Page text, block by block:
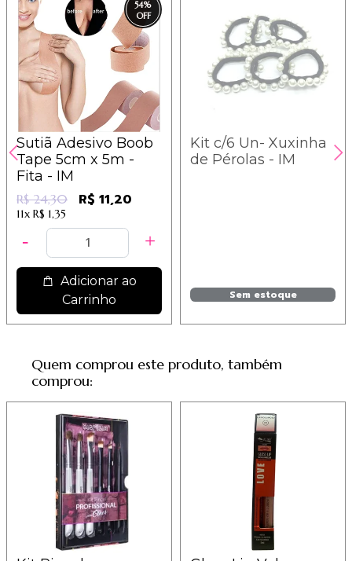
54%
Sutiã Adesivo Boob
Tape 5cm x 5m -
Fita - IM
R$ 24,30 R$ 11,20
11x R$ 1,35
Adicionar ao
Carrinho
Kit c/6 Un- Xuxinha
de Pérolas - IM
Sem estoque
Quem comprou este produto, também
comprou: